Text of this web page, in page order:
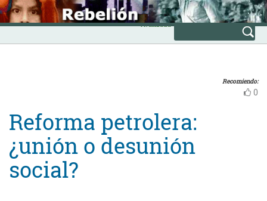
Skip
to
content
INICIO
Avanzada
Recomiendo:
0
Reforma petrolera:
¿unión o desunión
social?